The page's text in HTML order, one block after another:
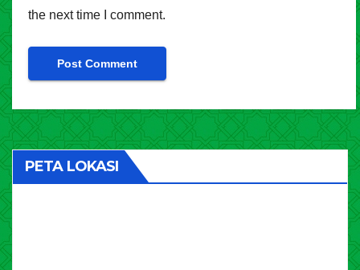
the next time I comment.
PETA LOKASI